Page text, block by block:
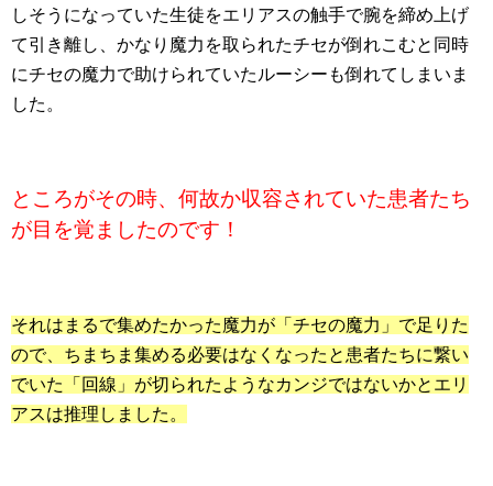
しそうになっていた生徒をエリアスの触手で腕を締め上げ
て引き離し、かなり魔力を取られたチセが倒れこむと同時
にチセの魔力で助けられていたルーシーも倒れてしまいま
した。
ところがその時、何故か収容されていた患者たち
が目を覚ましたのです！
それはまるで集めたかった魔力が「チセの魔力」で足りた
ので、ちまちま集める必要はなくなったと患者たちに繋い
でいた「回線」が切られたようなカンジではないかとエリ
アスは推理しました。